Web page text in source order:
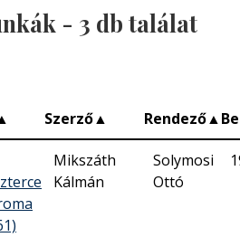
- 3 db találat
Szerző▲ Rendező▲
Mikszáth
Kálmán
Solymosi
Ottó